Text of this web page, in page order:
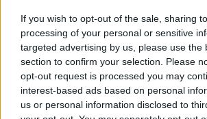
If you wish to opt-out of the sale, sharing
processing of your personal or sensitive
targeted advertising by us, please use the
section to confirm your selection. Please
opt-out request is processed you may
interest-based ads based on personal
us or personal information disclosed to
Pasaulis
Veneroje rasta gyvybės
astronomai padarė